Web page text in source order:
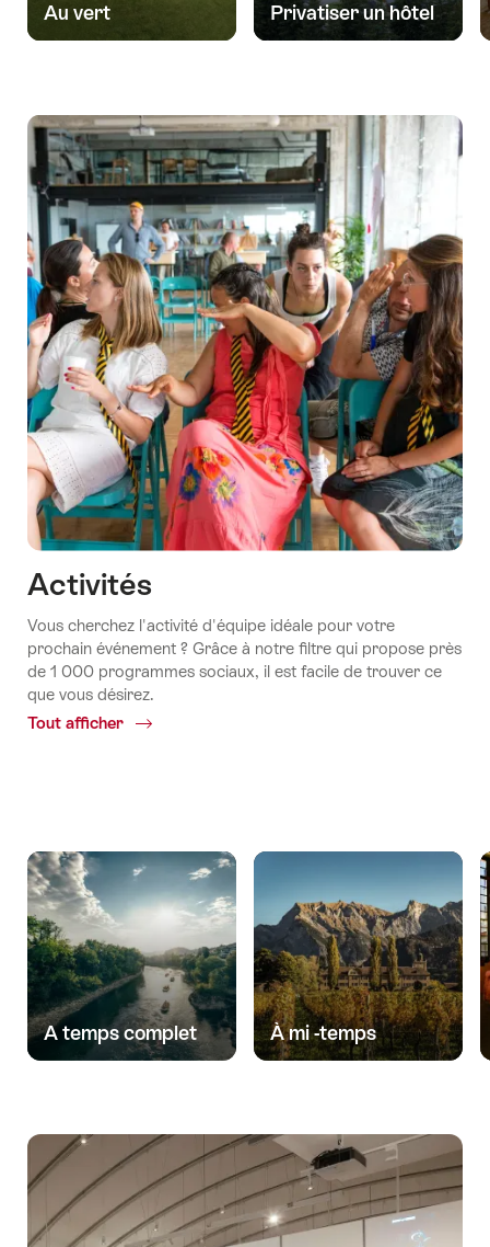
Au vert Privatiser un hôtel
Activités
Vous cherchez l'activité d'équipe idéale pour votre
prochain événement ? Grâce à notre filtre qui propose près
de 1 000 programmes sociaux, il est facile de trouver ce
que vous désirez.
Tout afficher
Common.Of
A temps complet À mi -temps